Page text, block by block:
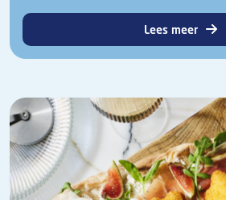
Lees meer